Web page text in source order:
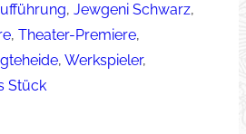
, Jewgeni Schwarz
, Theater-Premiere
, Werkspieler
Stück